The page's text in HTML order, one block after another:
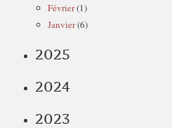
Février(1)
Janvier(6)
2025
2024
2023